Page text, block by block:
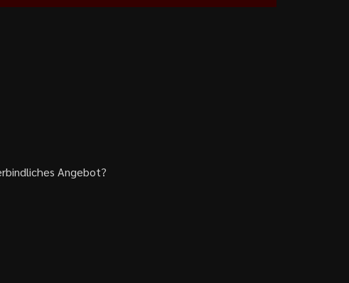
Angebot?